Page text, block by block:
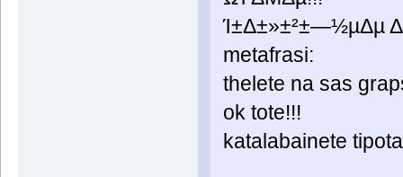
Ί±Δ±»±²±―½µΔµ
metafrasi:
thelete na sas
ok tote!!!
katalabainete